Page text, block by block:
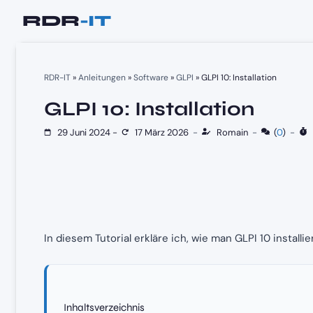
Inhalt
RDR-IT»Anleitungen»Software»GLPI »GLPI 10: Installation
GLPI 10: Installation
29 Juni 2024 - 17 März 2026 - Romain - (0) -
In diesem Tutorial erkläre ich, wie man GLPI 10
Inhaltsverzeichnis